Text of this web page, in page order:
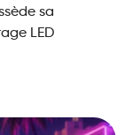
sa
LED